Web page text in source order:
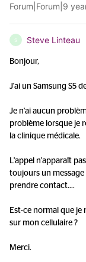
Forum|Forum|9
S Steve Linteau
Bonjour,
J'ai un Samsung S5
Je n'ai aucun
problème lorsque je
la clinique médicale.
L'appel n'apparaît
toujours un
prendre contact....
Est-ce normal que je
sur mon cellulaire ?
Merci.